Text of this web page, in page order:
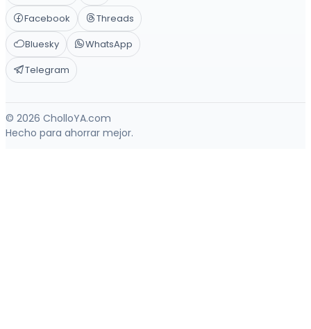
Facebook
Threads
Bluesky
WhatsApp
Telegram
© 2026 CholloYA.com
Hecho para ahorrar mejor.